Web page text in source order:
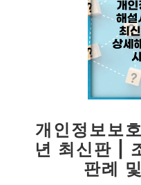
개인정보보
년 최신판 |
판례